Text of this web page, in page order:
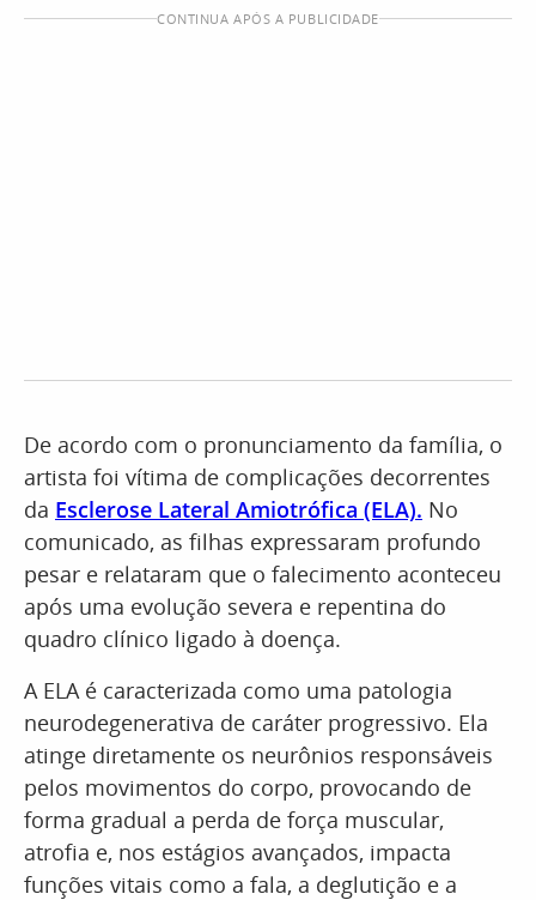
CONTINUA APÓS A PUBLICIDADE
De acordo com o pronunciamento da família, o
artista foi vítima de complicações decorrentes
da Esclerose Lateral Amiotrófica (ELA). No
comunicado, as filhas expressaram profundo
pesar e relataram que o falecimento aconteceu
após uma evolução severa e repentina do
quadro clínico ligado à doença.
A ELA é caracterizada como uma patologia
neurodegenerativa de caráter progressivo. Ela
atinge diretamente os neurônios responsáveis
pelos movimentos do corpo, provocando de
forma gradual a perda de força muscular,
atrofia e, nos estágios avançados, impacta
funções vitais como a fala, a deglutição e a